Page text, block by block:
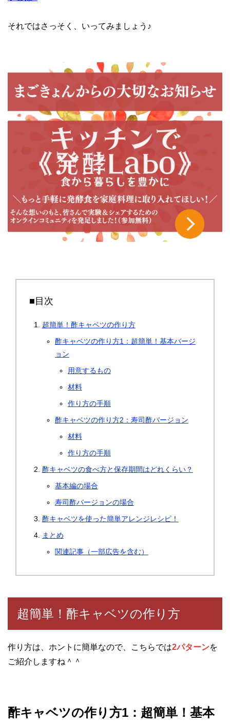
それではさっそく、いってみましょう♪
■目次
超簡単！酢キャベツの作り方
酢キャベツの作り方1：超簡単！基本バージ
ョン
用意するもの
材料
作り方の手順
酢キャベツの作り方2：寿司酢バージョン
材料
作り方の手順
酢キャベツの食べ方と保存期間はどれくらい？
基本編の場合
寿司酢バージョンの場合
酢キャベツを使った簡単アレンジレシピ！
まとめ
関連記事（一部広告を含む）
超簡単！酢キャベツの作り方
作り方は、ホントに簡単なので、こちらでは2パターンを
ご紹介しますね＾＾
酢キャベツの作り方1：超簡単！基本